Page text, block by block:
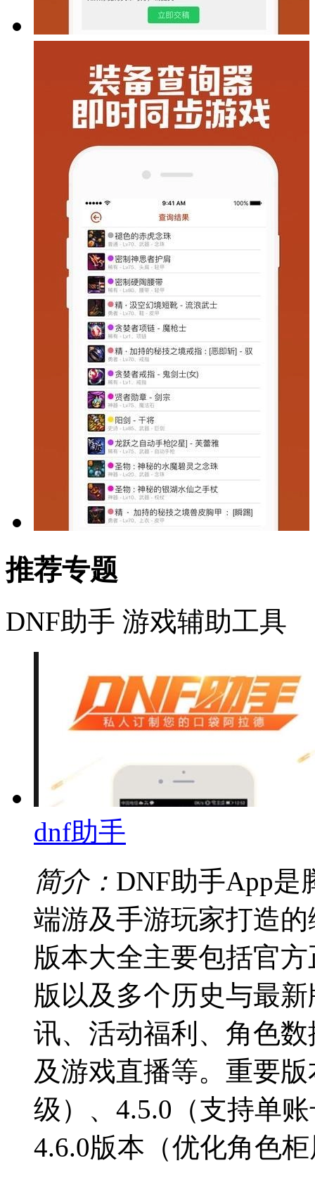
推荐专题
DNF助手 游戏辅助工具
dnf助手
简介： DNF助手App是
端游及手游玩家打造
版本大全主要包括官
版以及多个历史与最
讯、活动福利、角色
及游戏直播等。重要
级）、4.5.0（支持单
4.6.0版本（优化角色